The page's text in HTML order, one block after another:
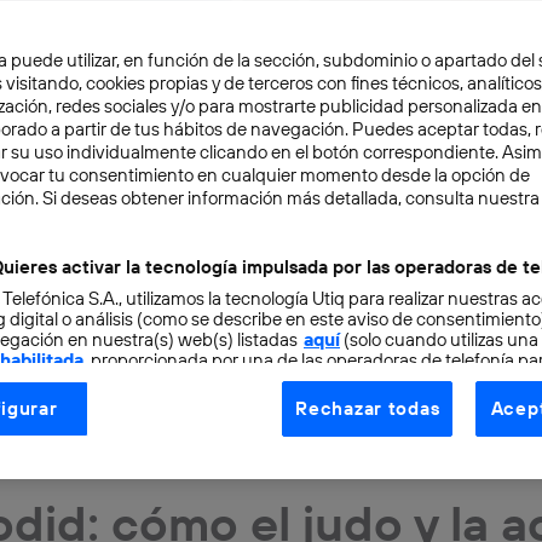
cómo el judo y la
puede utilizar, en función de la sección, subdominio o apartado del
visitando, cookies propias y de terceros con fines técnicos,
redes sociales y/o para mostrarte publicidad personalizada
a partir de tus hábitos de navegación. Puedes aceptar todas,
su uso individualmente clicando en el botón correspondiente.
tu consentimiento en cualquier momento desde la opción de
Si deseas obtener información más detallada, consulta nuestra
activar la tecnología impulsada por las operadoras de
S.A., utilizamos la tecnología Utiq para realizar nuestras
digital o análisis (como se describe en este aviso de
en nuestra(s) web(s) listadas aquí(solo cuando utilizas una
, proporcionada por una de las operadoras de telefonía
consentimiento en cada página web).
Utiq está diseñada con la privacidad como prioridad
a la conexión que utilizas (p. ej., número de teléfono móvil).
Rechazar todas